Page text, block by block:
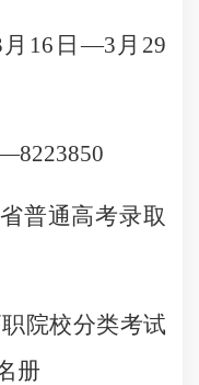
16日—3月29
普通高考录取
校分类考试
册